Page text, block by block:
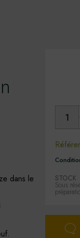
dans le
STOCK
Sous